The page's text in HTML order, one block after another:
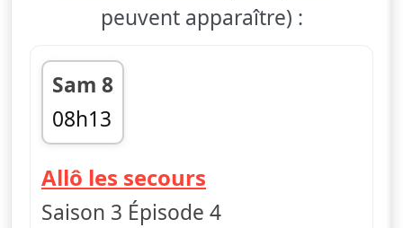
peuvent apparaître) :
Sam 8
08h13
fin 09h02
Allô les secours
Saison 3 Épisode 4